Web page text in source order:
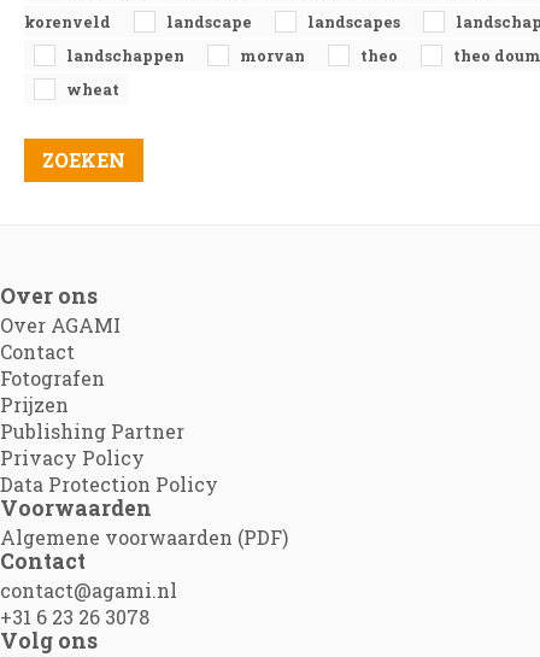
korenveld
landscape landscapes
landschappen
morvan theo
theo
wheat
Over ons
Over AGAMI
Contact
Fotografen
Prijzen
Publishing Partner
Privacy Policy
Data Protection Policy
Voorwaarden
Algemene voorwaarden (PDF)
Contact
contact@agami.nl
+31 6 23 26 3078
Volg ons